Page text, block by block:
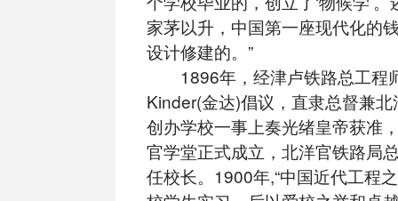
家茅以升，中国第一座现代化的
设计修建的。”
1896年，经津卢铁路总工程
Kinder(金达)倡议，直隶总督兼
创办学校一事上奏光绪皇帝获准
官学堂正式成立，北洋官铁路局
任校长。1900年,“中国近代工程